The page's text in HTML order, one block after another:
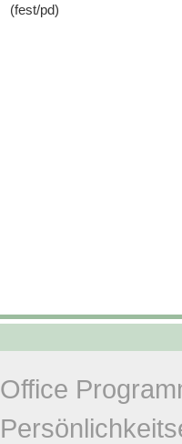
(fest/pd)
Office